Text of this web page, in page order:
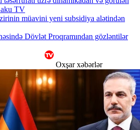
TV
müavini yeni subsidiya alətindən
Dövlət Proqramından gözləntilər
Oxşar xəbərlər